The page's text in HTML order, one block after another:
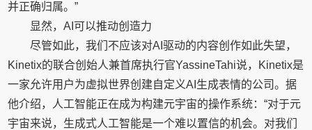
并正确归属。”
显然，AI可以推动创造力
尽管如此，我们不应该对AI驱动的内容创作如此失望，
Kinetix的联合创始人兼首席执行官YassineTahi说，Kinetix是
一家允许用户为虚拟世界创建自定义AI生成表情的公司。据
他介绍，人工智能正在成为构建元宇宙的操作系统：“对于元
宇宙来说，生成式人工智能是一个难以置信的机会。对我们